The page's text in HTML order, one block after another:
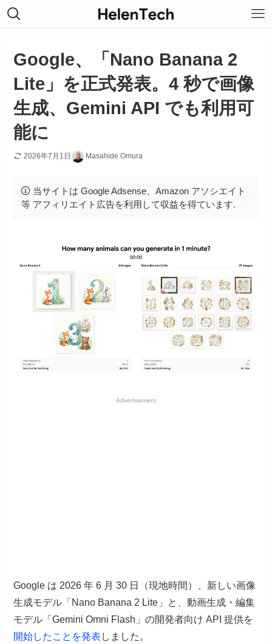
Google、「Nano Banana 2
Lite」を正式発表。4 秒で画像
生成、Gemini API でも利用可
能に
2026年7月1日 Masahide Omura
当サイトは Google Adsense、Amazon アソシエイト
等 アフィリエイト広告を利用して収益を得ています.
Advertisement
Google は 2026 年 6 月 30 日（現地時間）、新しい画像
生成モデル「Nano Banana 2 Lite」と、動画生成・編集
モデル「Gemini Omni Flash」の開発者向け API 提供を
開始したことを発表 しました。